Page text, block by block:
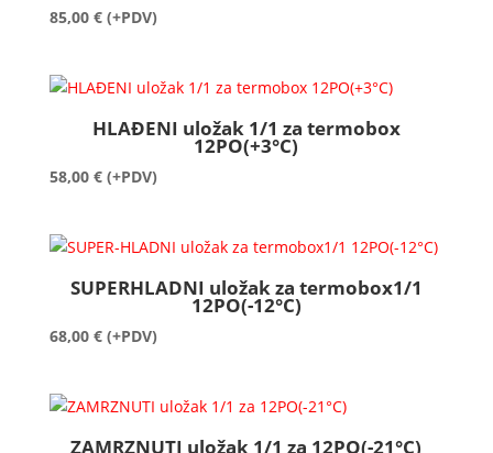
85,00 € (+PDV)
HLAĐENI uložak 1/1 za termobox
12PO(+3°C)
58,00 € (+PDV)
SUPERHLADNI uložak za termobox1/1
12PO(-12°C)
68,00 € (+PDV)
ZAMRZNUTI uložak 1/1 za 12PO(-21°C)